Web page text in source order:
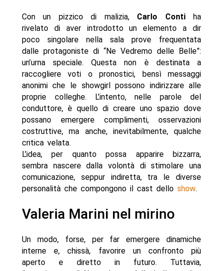
Con un pizzico di malizia, Carlo Contiha
rivelato di aver introdotto un elemento a dir
poco singolare nella sala prove frequentata
dalle protagoniste di “Ne Vedremo delle Belle”:
un’urna speciale. Questa non è destinata a
raccogliere voti o pronostici, bensì messaggi
anonimi che le showgirl possono indirizzare alle
proprie colleghe. L’intento, nelle parole del
conduttore, è quello di creare uno spazio dove
possano emergere complimenti, osservazioni
costruttive, ma anche, inevitabilmente, qualche
critica velata.
L’idea, per quanto possa apparire bizzarra,
sembra nascere dalla volontà di stimolare una
comunicazione, seppur indiretta, tra le diverse
personalità che compongono il cast dello show.
Valeria Marini nel mirino
Un modo, forse, per far emergere dinamiche
interne e, chissà, favorire un confronto più
aperto e diretto in futuro. Tuttavia,